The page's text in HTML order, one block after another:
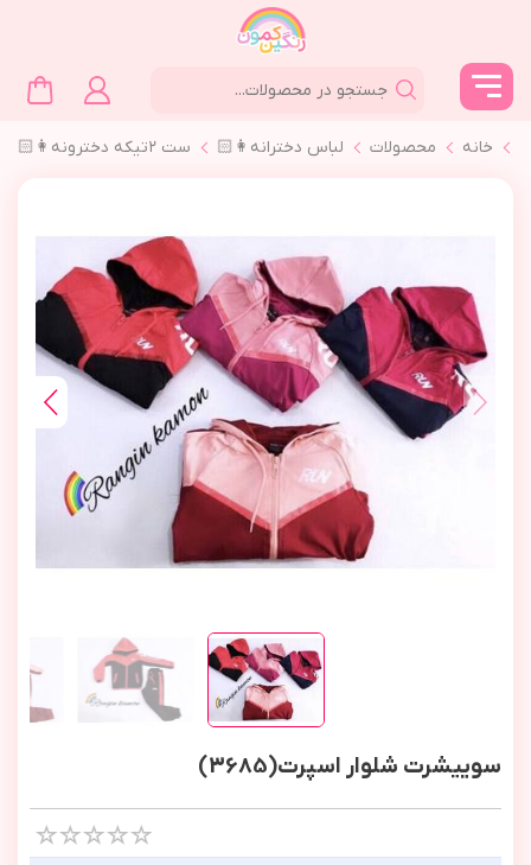
خانه محصولات لباس دخترانه👩🏻 ست ٢تیکه دخترونه👩🏻
سوییشرت شلوار اسپرت(3685)